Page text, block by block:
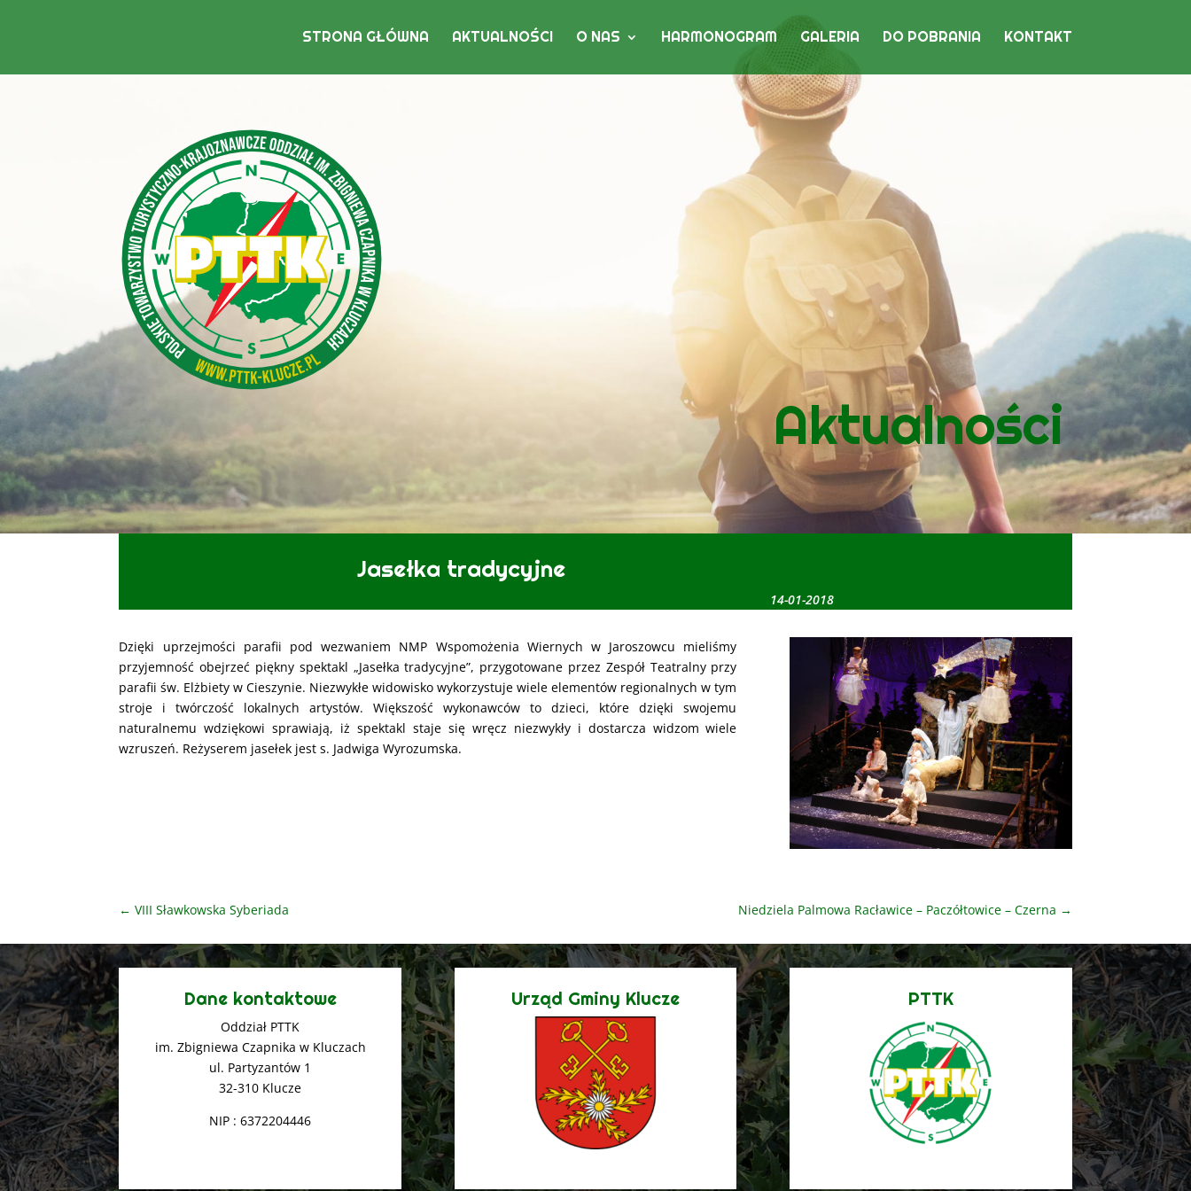
STRONA GŁÓWNA AKTUALNOŚCI O NAS HARMONOGRAM GALERIA DO POBRANIA KONTAKT
Aktualności
Jasełka tradycyjne
14-01-2018
Dzięki uprzejmości parafii pod wezwaniem NMP Wspomożenia Wiernych w Jaroszowcu mieliśmy
przyjemność obejrzeć piękny spektakl „Jasełka tradycyjne”, przygotowane przez Zespół Teatralny przy
parafii św. Elżbiety w Cieszynie. Niezwykłe widowisko wykorzystuje wiele elementów regionalnych w tym
stroje i twórczość lokalnych artystów. Większość wykonawców to dzieci, które dzięki swojemu
naturalnemu wdziękowi sprawiają, iż spektakl staje się wręcz niezwykły i dostarcza widzom wiele
wzruszeń. Reżyserem jasełek jest s. Jadwiga Wyrozumska.
←VIII Sławkowska Syberiada Niedziela Palmowa Racławice – Paczółtowice – Czerna →
Dane kontaktowe
Oddział PTTK
im. Zbigniewa Czapnika w Kluczach
ul. Partyzantów 1
32-310 Klucze
NIP : 6372204446
Urząd Gminy Klucze PTTK